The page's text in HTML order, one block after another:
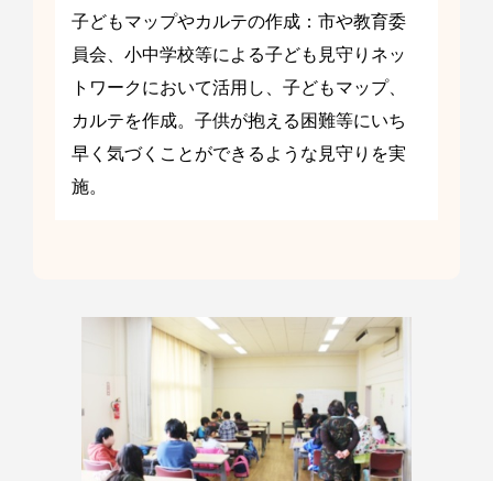
子どもマップやカルテの作成：市や教育委
員会、小中学校等による子ども見守りネッ
トワークにおいて活用し、子どもマップ、
カルテを作成。子供が抱える困難等にいち
早く気づくことができるような見守りを実
施。